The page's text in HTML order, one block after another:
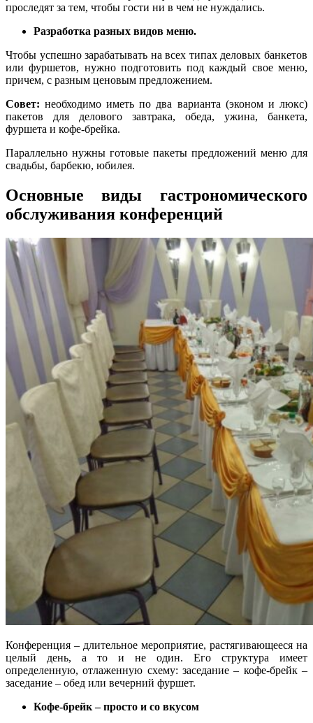
проследят за тем, чтобы гости ни в чем не нуждались.
Разработка разных видов меню.
Чтобы успешно зарабатывать на всех типах деловых банкетов
или фуршетов, нужно подготовить под каждый свое меню,
причем, с разным ценовым предложением.
Совет: необходимо иметь по два варианта (эконом и люкс)
пакетов для делового завтрака, обеда, ужина, банкета,
фуршета и кофе-брейка.
Параллельно нужны готовые пакеты предложений меню для
свадьбы, барбекю, юбилея.
Основные виды гастрономического
обслуживания конференций
Конференция – длительное мероприятие, растягивающееся на
целый день, а то и не один. Его структура имеет
определенную, отлаженную схему: заседание – кофе-брейк –
заседание – обед или вечерний фуршет.
Кофе-брейк – просто и со вкусом